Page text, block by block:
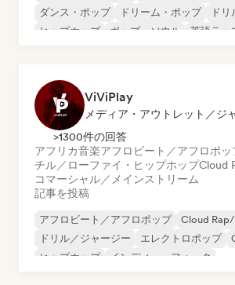
ダンス・ポップ
ドリーム・ポップ
ド
ヒップホップ
ポップ・ソウル 英語ラッ
ViViPlay
メディア・アウトレット／ジ
>1300件の回答
アフリカ音楽アフロビート／アフロポッ
チル／ローファイ・ヒップホップCloud
コマーシャル／メインストリーム
記事を投稿
アフロビート／アフロポップ
Cloud
ドリル／ジャージー
エレクトロポップ
ヒップホップ
インディー・フォーク